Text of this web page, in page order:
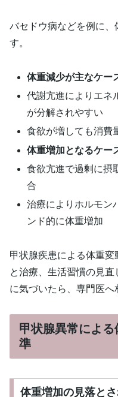
バセドウ病などを例に、
す。
体重減少が主なケー
代謝亢進によりエネ
が分解されやすい
食欲が増しても消費
体重増加となるケー
食欲亢進で過剰に摂
合
治療によりホルモン
ンド的に体重増加
甲状腺疾患による体重
と治療、生活習慣の見
に気づいたら、専門医へ
甲状腺異常によ
準
体重増加の見落と